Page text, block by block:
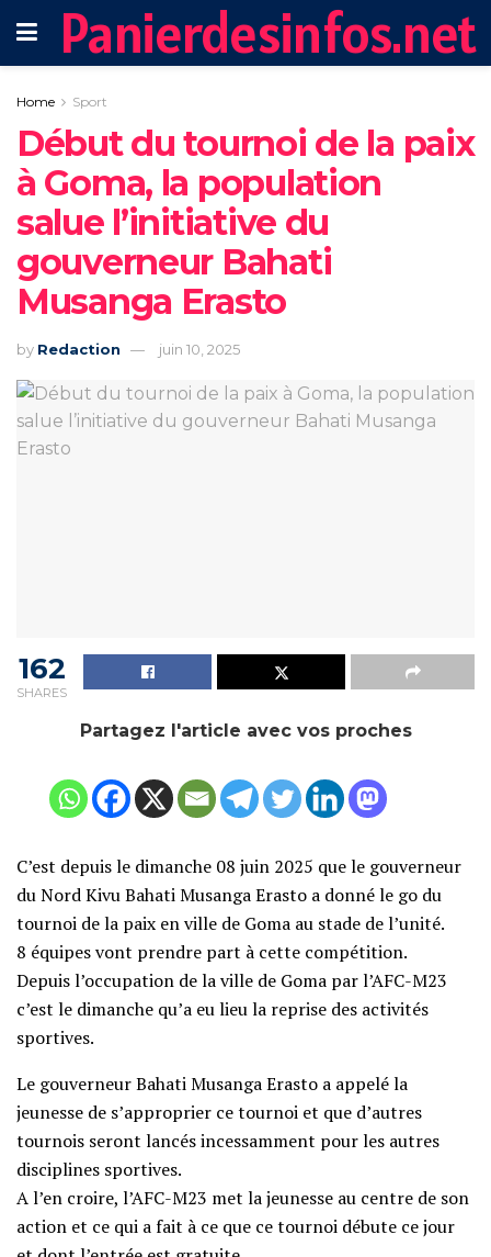
Panierdesinfos.net
Home Sport
Début du tournoi de la paix
à Goma, la population
salue l’initiative du
gouverneur Bahati
Musanga Erasto
by Redaction juin 10, 2025
162
SHARES
Partagez l'article avec vos proches
C’est depuis le dimanche 08 juin 2025 que le gouverneur
du Nord Kivu Bahati Musanga Erasto a donné le go du
tournoi de la paix en ville de Goma au stade de l’unité.
8 équipes vont prendre part à cette compétition.
Depuis l’occupation de la ville de Goma par l’AFC-M23
c’est le dimanche qu’a eu lieu la reprise des activités
sportives.
Le gouverneur Bahati Musanga Erasto a appelé la
jeunesse de s’approprier ce tournoi et que d’autres
tournois seront lancés incessamment pour les autres
disciplines sportives.
A l’en croire, l’AFC-M23 met la jeunesse au centre de son
action et ce qui a fait à ce que ce tournoi débute ce jour